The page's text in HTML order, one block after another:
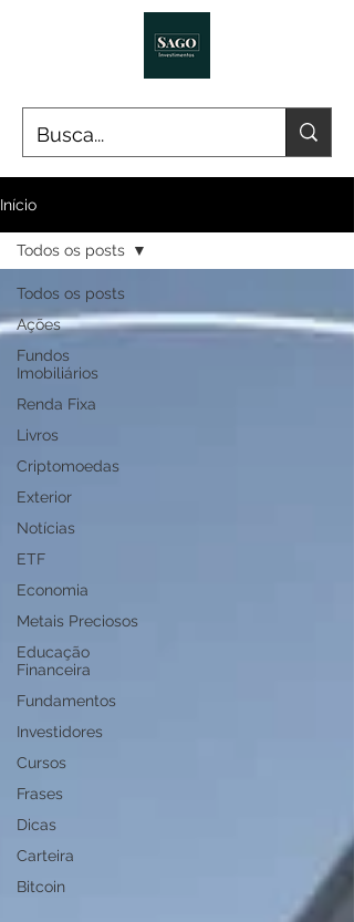
Início
Todos os posts
Ações
Fundos
Imobiliários
Renda Fixa
Livros
Criptomoedas
Exterior
Notícias
ETF
Economia
Metais Preciosos
Educação
Financeira
Fundamentos
Investidores
Cursos
Frases
Dicas
Carteira
Bitcoin
Todos os posts